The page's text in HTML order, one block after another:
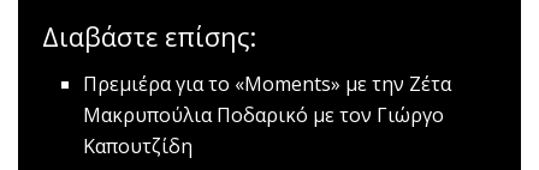
Διαβάστε επίσης:
Πρεμιέρα για το «Moments» με την Ζέτα
ΜακρυπούλιαΠοδαρικό με τον Γιώργο
Καπουτζίδη